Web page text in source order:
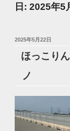
日: 2025年5
投
2025年5月22日
ほっこり
ノ